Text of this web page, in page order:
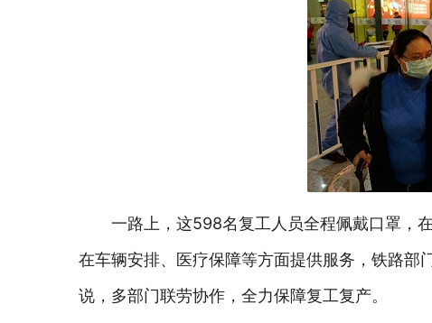
一路上，这598名复工人员全程佩戴口罩，
在车辆安排、医疗保障等方面提供服务，铁路部
说，多部门联劳协作，全力保障复工复产。